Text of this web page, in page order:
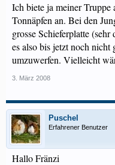
Ich biete ja meiner Truppe
Tonnäpfen an. Bei den
grosse Schieferplatte
es also bis jetzt noch
umzuwerfen. Vielleicht
3. März 2008
Puschel
Erfahrener Benutzer
Hallo Fränzi